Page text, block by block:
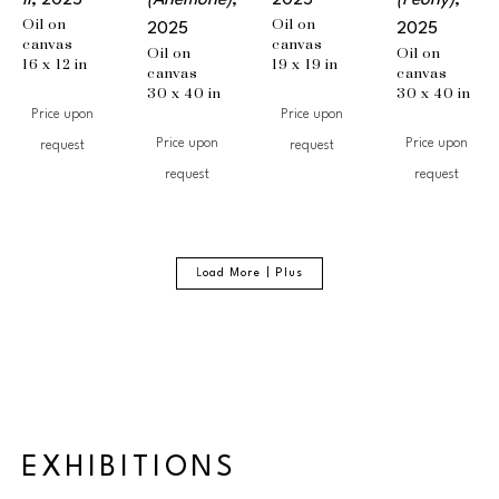
Oil on
canvas
16 x 12 in
Price upon
request
2025
Oil on
canvas
30 x 40 in
Price upon
request
Oil on
canvas
19 x 19 in
Price upon
request
2025
Oil on
canvas
30 x 40 in
Price upon
request
Load More | Plus
EXHIBITIONS